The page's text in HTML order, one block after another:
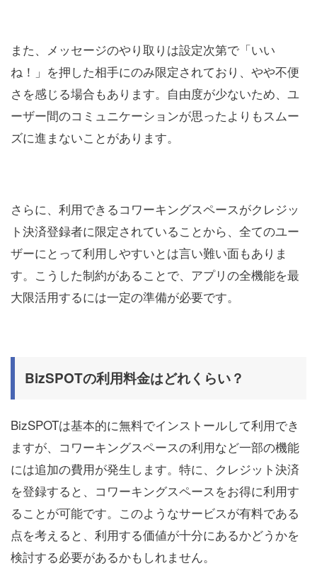
また、メッセージのやり取りは設定次第で「いい
ね！」を押した相手にのみ限定されており、やや不便
さを感じる場合もあります。自由度が少ないため、ユ
ーザー間のコミュニケーションが思ったよりもスムー
ズに進まないことがあります。
さらに、利用できるコワーキングスペースがクレジッ
ト決済登録者に限定されていることから、全てのユー
ザーにとって利用しやすいとは言い難い面もありま
す。こうした制約があることで、アプリの全機能を最
大限活用するには一定の準備が必要です。
BizSPOTの利用料金はどれくらい？
BizSPOTは基本的に無料でインストールして利用でき
ますが、コワーキングスペースの利用など一部の機能
には追加の費用が発生します。特に、クレジット決済
を登録すると、コワーキングスペースをお得に利用す
ることが可能です。このようなサービスが有料である
点を考えると、利用する価値が十分にあるかどうかを
検討する必要があるかもしれません。